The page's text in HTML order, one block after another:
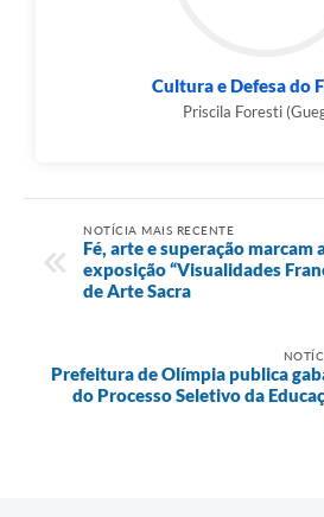
Cultura e Defesa do
Priscila Foresti
NOTÍCIA MAIS RECENTE
Fé, arte e superação marcam
exposição “Visualidades
de Arte Sacra
Prefeitura de Olímpia publica
do Processo Seletivo da